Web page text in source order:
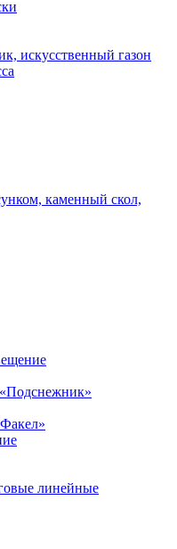
искусственный газон
каменный скол,
линейные